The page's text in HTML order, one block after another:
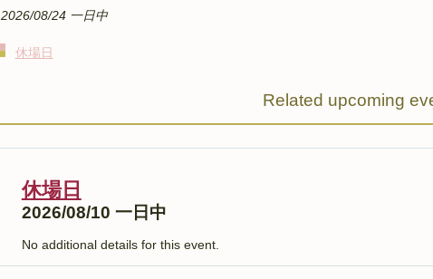
2026/08/24 一日中
休場日
Related upcoming
休場日
2026/08/10 一日中
No additional details for this event.